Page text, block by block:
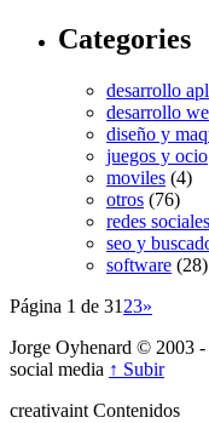
Categories
desarrollo
desarrollo
diseño y
juegos y ocio
moviles (4)
otros (76)
redes sociales
seo y
software (28)
Página 1 de 31 23»
Jorge Oyhenard © 2003 -
social media ↑ Subir
creativaint Contenidos